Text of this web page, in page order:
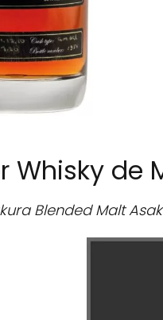
Whisky de
Blended Malt